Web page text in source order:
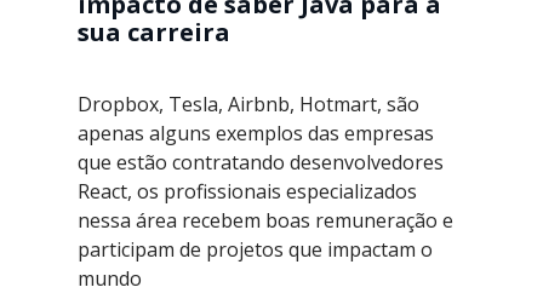
sua carreira
Dropbox, Tesla, Airbnb, Hotmart, são
apenas alguns exemplos das empresas
que estão contratando desenvolvedores
React, os profissionais especializados
nessa área recebem boas remuneração e
participam de projetos que impactam o
mundo